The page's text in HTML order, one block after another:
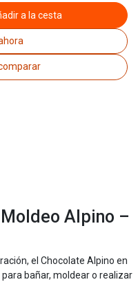
a la cesta
Alpino –
el Chocolate Alpino en
bañar, moldear o realizar